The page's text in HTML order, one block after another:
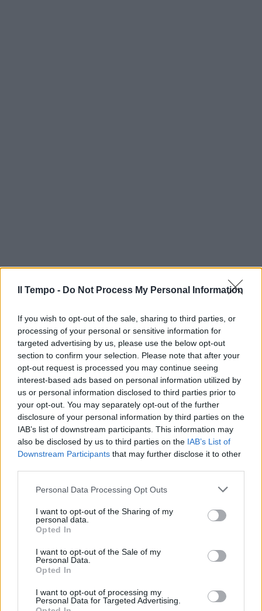
Il Tempo - Do Not Process My Personal Information
If you wish to opt-out of the sale, sharing to third parties, or
processing of your personal or sensitive information for
targeted advertising by us, please use the below opt-out
section to confirm your selection. Please note that after your
opt-out request is processed you may continue seeing
interest-based ads based on personal information utilized by
us or personal information disclosed to third parties prior to
your opt-out. You may separately opt-out of the further
disclosure of your personal information by third parties on the
IAB’s list of downstream participants. This information may
also be disclosed by us to third parties on the IAB’s List of
Downstream Participants that may further disclose it to other
Personal Data Processing Opt Outs
I want to opt-out of the Sharing of my
personal data.
Opted In
I want to opt-out of the Sale of my
Personal Data.
Opted In
I want to opt-out of processing my
Personal Data for Targeted Advertising.
In evidenza